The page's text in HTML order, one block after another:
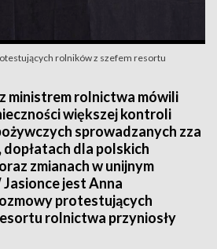
rolników z szefem resortu
ministrem rolnictwa mówili
większej kontroli
sprowadzanych zza
dla polskich
zmianach w unijnym
jest Anna
protestujących
rolnictwa przyniosły